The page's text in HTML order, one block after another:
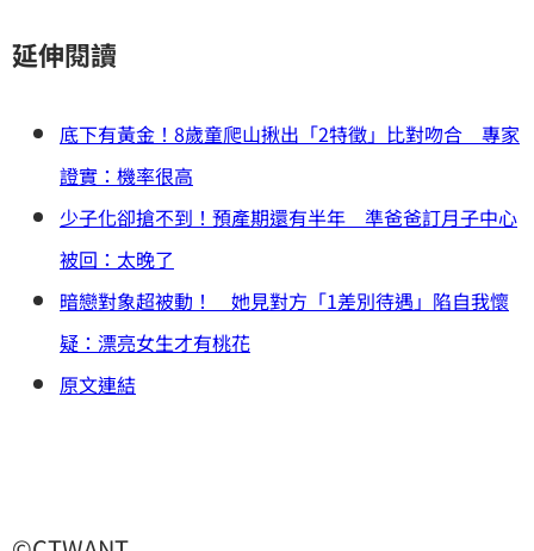
延伸閱讀
底下有黃金！8歲童爬山揪出「2特徵」比對吻合 專家
證實：機率很高
少子化卻搶不到！預產期還有半年 準爸爸訂月子中心
被回：太晚了
暗戀對象超被動！ 她見對方「1差別待遇」陷自我懷
疑：漂亮女生才有桃花
原文連結